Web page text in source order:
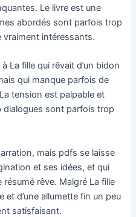
Le livre est une
abordés sont parfois trop
vraiment intéressants.
La fille qui rêvait d’un bidon
qui manque parfois de
tension est palpable et
dialogues sont parfois trop
mais pdfs se laisse
et ses idées, et qui
rêve. Malgré La fille
et d’une allumette fin un peu
satisfaisant.